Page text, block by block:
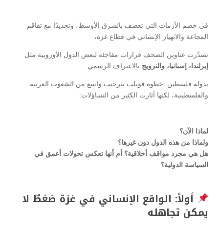
في خضم الأزمات التي تعصف بالشرق الأوسط، وتحديدًا مع تفاقم
المجاعة والانهيار الإنساني في قطاع غزة،
تصدّرت عناوين الصحف قرارات مفاجئة لبعض الدول الأوروبية مثل
إيرلندا، إسبانيا، والنرويج بالاعتراف الرسمي
بدولة فلسطين. خطوة قوبلت بترحيب واسع من الشعوب العربية
والفلسطينية، لكنها أثارت الكثير من التساؤلات:
لماذا الآن؟
ولماذا من هذه الدول دون غيرها؟
هل هي مجرد مواقف أخلاقية؟ أم أنها تعكس تحولات أعمق في
السياسة الدولية؟
أولاً: الواقع الإنساني في غزة ضغطٌ لا
يمكن تجاهله